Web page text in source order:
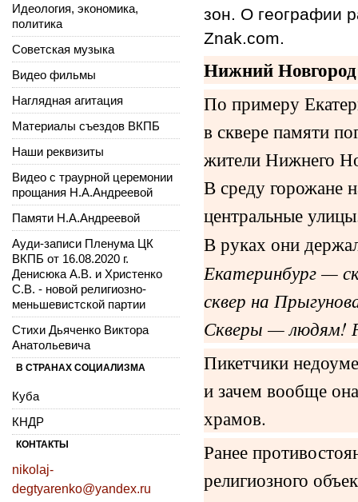
зон. О географии
Znak.com.
Нижний
По примеру
в сквере памяти
жители Нижнего
В среду горожане
центральные
В руках они
Екатеринбург —
сквер на
Скверы — людям!
Пикетчики
и зачем вообще
храмов.
Ранее
религиозного
Идеология, экономика,
политика
Советская музыка
Видео фильмы
Наглядная агитация
Материалы съездов ВКПБ
Наши реквизиты
Видео с траурной церемонии
прощания Н.А.Андреевой
Памяти Н.А.Андреевой
Ауди-записи Пленума ЦК
ВКПБ от 16.08.2020 г.
Денисюка А.В. и Христенко
С.В. - новой религиозно-
меньшевистской партии
Стихи Дьяченко Виктора
Анатольевича
В СТРАНАХ СОЦИАЛИЗМА
Куба
КНДР
КОНТАКТЫ
nikolaj-
degtyarenko@yandex.ru